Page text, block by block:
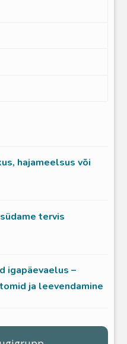
hajameelsus või
tervis
igapäevaelus –
ja leevendamine